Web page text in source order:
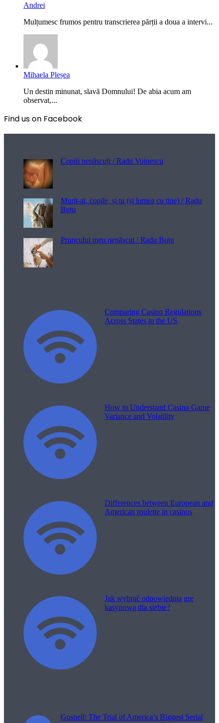
Andrei
Mulțumesc frumos pentru transcrierea părții a doua a intervi...
Mihaela Pleșea
Un destin minunat, slavă Domnului! De abia acum am
observat,...
Find us on Facebook
Copiii nenăscuți / Radu Voinescu
Murit-ai, copile, și tu (și lumea cu tine) / Radu
Buțu
Pruncului meu nenăscut / Radu Buțu
Comparing Casino Regulations
Across States in the US
How to Understand Casino Game
Variance and Volatility
Differences between European and
American roulette in casinos
Jak wybrać odpowiednią grę
kasynową dla siebie?
Gosnell: The Trial of America’s Biggest Serial